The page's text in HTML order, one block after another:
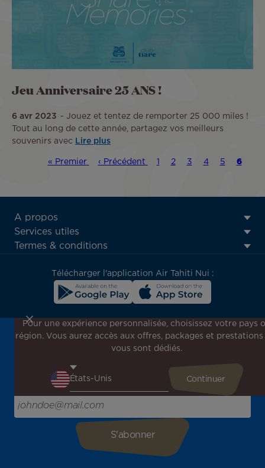
Jeu Anniversaire 25 ANS !
6 avr 2023
Jouez et tentez de remporter 25 000 miles !
Tout au long de cette année, partagez vos meilleurs
souvenirs avec
Lire plus
Première
« Premier
Page
‹ Précédent Page
1 Page
2 Page
3 Page
4 Page
5
Page
6
ATN:
Footer
menu
A propos
Services utiles
Termes & conditions
Télécharger l'application Air Tahiti Nui :
Inscrivez-vous à notre newsletter !
Recevez en avant-première toutes nos offres spéciales et
l'inspiration pour votre prochain voyage !
Saisissez votre adresse e-mail ici
Pour une expérience personnalisée, choisissez votre pays
région. Vous aurez accès aux offres, packages et prestations
vous sont dédiés.